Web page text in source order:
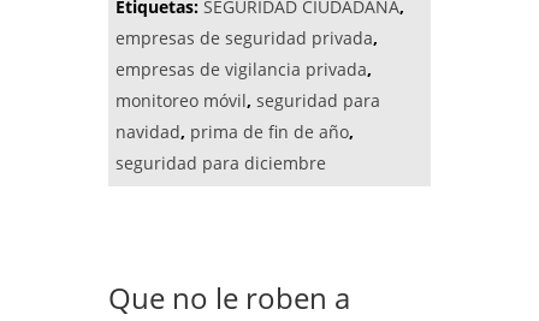
Etiquetas: SEGURIDAD CIUDADANA,
empresas de seguridad privada,
empresas de vigilancia privada,
monitoreo móvil, seguridad para
navidad, prima de fin de año,
seguridad para diciembre
Que no le roben a